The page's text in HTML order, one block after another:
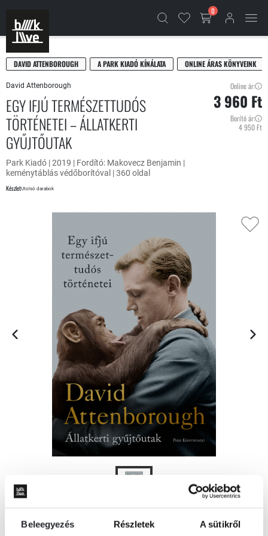
Beleegyezés Részletek A sütikről
0
DAVID ATTENBOROUGH A PARK KIADÓ KÍNÁLATA ONLINE ÁRAS KÖNYVEINK
David Attenborough
EGY IFJÚ TERMÉSZETTUDÓS
TÖRTÉNETEI – ÁLLATKERTI
GYŰJTŐUTAK
Park Kiadó | 2019 | Fordító: Makovecz Benjamin |
keménytáblás védőborítóval | 360 oldal
KészletUtolsó darabok
Online ár:
3 960 Ft
Borító ár:
4 950 Ft